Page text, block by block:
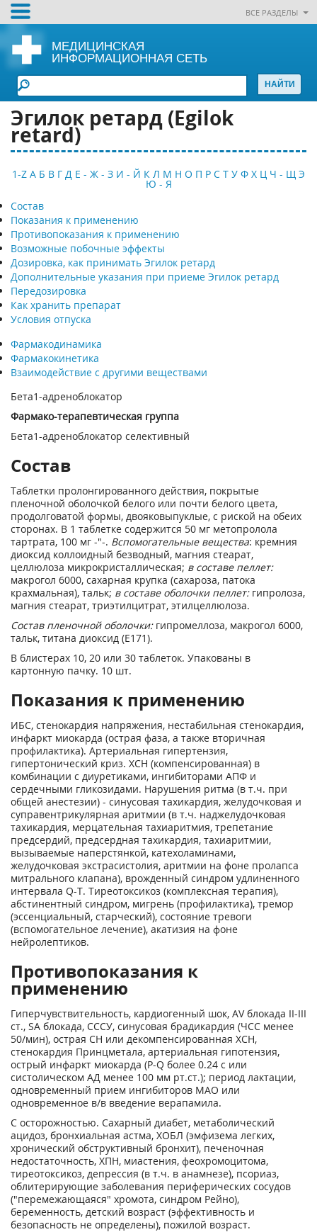
ВСЕ РАЗДЕЛЫ
МЕДИЦИНСКАЯ
ИНФОРМАЦИОННАЯ СЕТЬ
Эгилок ретард (Еgilok
retard)
1-Z А Б В Г Д Е - Ж - З И - Й К Л М Н О П Р С Т У Ф Х Ц Ч - Щ Э
Ю - Я
Состав
Показания к применению
Противопоказания к применению
Возможные побочные эффекты
Дозировка, как принимать Эгилок ретард
Дополнительные указания при приеме Эгилок ретард
Передозировка
Как хранить препарат
Условия отпуска
Фармакодинамика
Фармакокинетика
Взаимодействие с другими веществами
Бета1-адреноблокатор
Фармако-терапевтическая группа
Бета1-адреноблокатор селективный
Состав
Таблетки пролонгированного действия, покрытые
пленочной оболочкой белого или почти белого цвета,
продолговатой формы, двояковыпуклые, с риской на обеих
сторонах. В 1 таблетке содержится 50 мг метопролола
тартрата, 100 мг -"-. Вспомогательные вещества: кремния
диоксид коллоидный безводный, магния стеарат,
целлюлоза микрокристаллическая; в составе пеллет:
макрогол 6000, сахарная крупка (сахароза, патока
крахмальная), тальк; в составе оболочки пеллет:гипролоза,
магния стеарат, триэтилцитрат, этилцеллюлоза.
Состав пленочной оболочки:гипромеллоза, макрогол 6000,
тальк, титана диоксид (Е171).
В блистерах 10, 20 или 30 таблеток. Упакованы в
картонную пачку. 10 шт.
Показания к применению
ИБС, стенокардия напряжения, нестабильная стенокардия,
инфаркт миокарда (острая фаза, а также вторичная
профилактика). Артериальная гипертензия,
гипертонический криз. ХСН (компенсированная) в
комбинации с диуретиками, ингибиторами АПФ и
сердечными гликозидами. Нарушения ритма (в т.ч. при
общей анестезии) - синусовая тахикардия, желудочковая и
суправентрикулярная аритмии (в т.ч. наджелудочковая
тахикардия, мерцательная тахиаритмия, трепетание
предсердий, предсердная тахикардия, тахиаритмии,
вызываемые наперстянкой, катехоламинами,
желудочковая экстрасистолия, аритмии на фоне пролапса
митрального клапана), врожденный синдром удлиненного
интервала Q-T. Тиреотоксикоз (комплексная терапия),
абстинентный синдром, мигрень (профилактика), тремор
(эссенциальный, старческий), состояние тревоги
(вспомогательное лечение), акатизия на фоне
нейролептиков.
Противопоказания к
применению
Гиперчувствительность, кардиогенный шок, AV блокада II-III
ст., SA блокада, СССУ, синусовая брадикардия (ЧСС менее
50/мин), острая СН или декомпенсированная ХСН,
стенокардия Принцметала, артериальная гипотензия,
острый инфаркт миокарда (P-Q более 0.24 с или
систолическом АД менее 100 мм рт.ст.); период лактации,
одновременный прием ингибиторов МАО или
одновременное в/в введение верапамила.
C осторожностью. Сахарный диабет, метаболический
ацидоз, бронхиальная астма, ХОБЛ (эмфизема легких,
хронический обструктивный бронхит), печеночная
недостаточность, ХПН, миастения, феохромоцитома,
тиреотоксикоз, депрессия (в т.ч. в анамнезе), псориаз,
облитерирующие заболевания периферических сосудов
("перемежающаяся" хромота, синдром Рейно),
беременность, детский возраст (эффективность и
безопасность не определены), пожилой возраст.